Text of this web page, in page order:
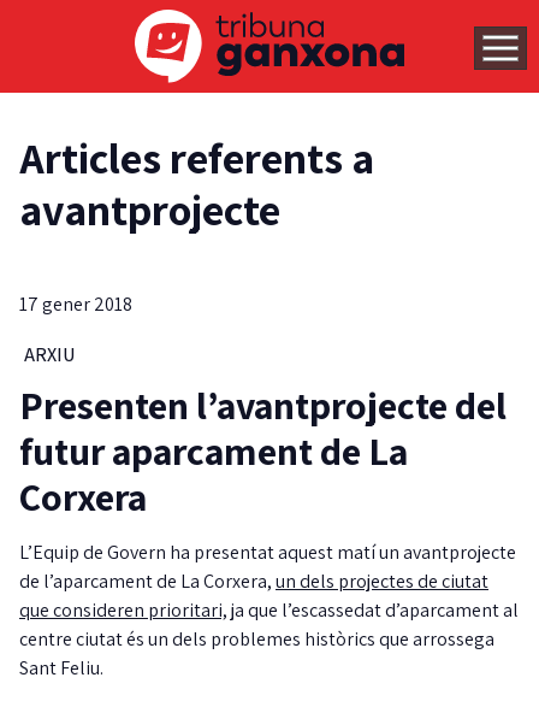
Articles referents a
avantprojecte
17 gener 2018
ARXIU
Presenten l’avantprojecte del
futur aparcament de La
Corxera
L’Equip de Govern ha presentat aquest matí un avantprojecte
de l’aparcament de La Corxera,un dels projectes de ciutat
que consideren prioritari,ja que l’escassedat d’aparcament al
centre ciutat és un dels problemes històrics que arrossega
Sant Feliu.